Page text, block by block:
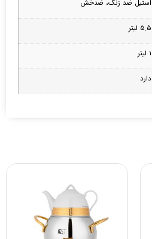
استیل ضد زنگ، ضدخش
۵.۵ لیتر
۱ لیتر
دارد